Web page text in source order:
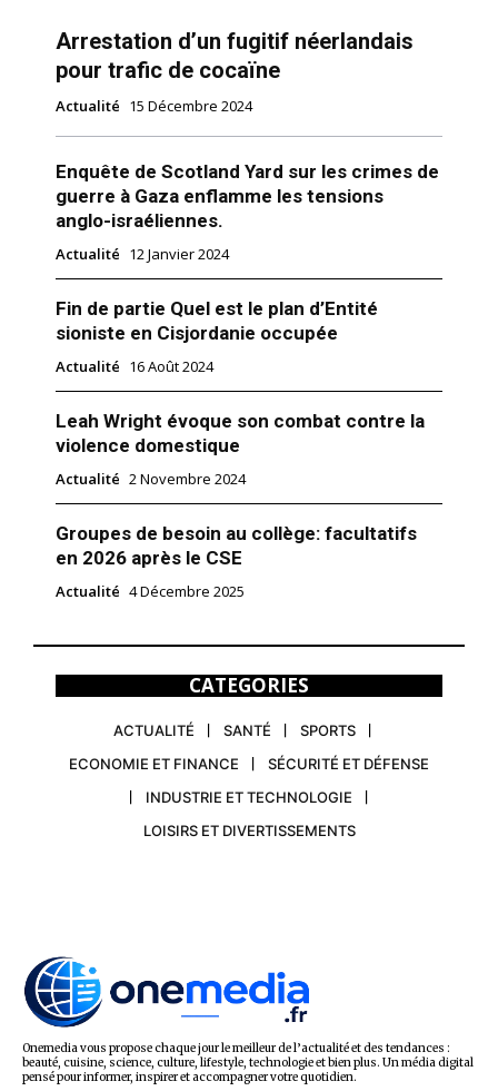
Arrestation d’un fugitif néerlandais
pour trafic de cocaïne
Actualité 15 Décembre 2024
Enquête de Scotland Yard sur les crimes de
guerre à Gaza enflamme les tensions
anglo-israéliennes.
Actualité 12 Janvier 2024
Fin de partie Quel est le plan d’Entité
sioniste en Cisjordanie occupée
Actualité 16 Août 2024
Leah Wright évoque son combat contre la
violence domestique
Actualité 2 Novembre 2024
Groupes de besoin au collège: facultatifs
en 2026 après le CSE
Actualité 4 Décembre 2025
CATEGORIES
ACTUALITÉ SANTÉ
SPORTS
ECONOMIE ET FINANCE
SÉCURITÉ ET DÉFENSE
INDUSTRIE ET TECHNOLOGIE
LOISIRS ET DIVERTISSEMENTS
Onemedia vous propose chaque jour le meilleur de l’actualité et des tendances :
beauté, cuisine, science, culture, lifestyle, technologie et bien plus. Un média digital
pensé pour informer, inspirer et accompagner votre quotidien.